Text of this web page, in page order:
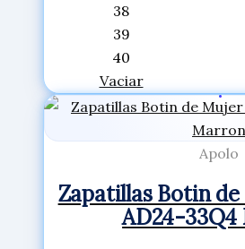
38
39
40
Vaciar
Apolo
Zapatillas Botin
AD24-